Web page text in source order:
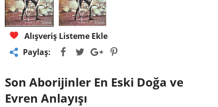
Alışveriş Listeme Ekle
Paylaş:
Son Aborijinler En Eski Doğa ve
Evren Anlayışı